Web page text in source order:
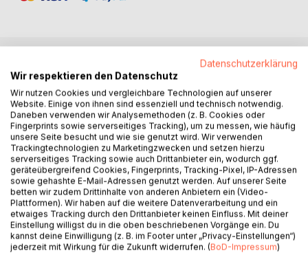
BESCHREIBUNG
Ein Forscher begibt sich auf die Suche nach einem alten
Buch, um allen zu zeigen, dass an jedem Mythos etwas
Wahres dran ist. Während er auf der Suche nach dem Buch
ist, zieht er die Aufmerksamkeit von einer Gruppe an, die
das Buch ebenfalls für ihre eigenen Zwecke nutzen wollen.
AUTOR/IN
PRESSESTIMMEN
Datenschutzerklärung
Wir respektieren den Datenschutz
Wir nutzen Cookies und vergleichbare Technologien auf unserer
Website. Einige von ihnen sind essenziell und technisch notwendig.
Daneben verwenden wir Analysemethoden (z. B. Cookies oder
Fingerprints sowie serverseitiges Tracking), um zu messen, wie häufig
unsere Seite besucht und wie sie genutzt wird. Wir verwenden
Trackingtechnologien zu Marketingzwecken und setzen hierzu
serverseitiges Tracking sowie auch Drittanbieter ein, wodurch ggf.
geräteübergreifend Cookies, Fingerprints, Tracking-Pixel, IP-Adressen
sowie gehashte E-Mail-Adressen genutzt werden. Auf unserer Seite
betten wir zudem Drittinhalte von anderen Anbietern ein (Video-
Plattformen). Wir haben auf die weitere Datenverarbeitung und ein
etwaiges Tracking durch den Drittanbieter keinen Einfluss. Mit deiner
Einstellung willigst du in die oben beschriebenen Vorgänge ein. Du
kannst deine Einwilligung (z. B. im Footer unter „Privacy-Einstellungen“)
jederzeit mit Wirkung für die Zukunft widerrufen. (BoD-Impressum)